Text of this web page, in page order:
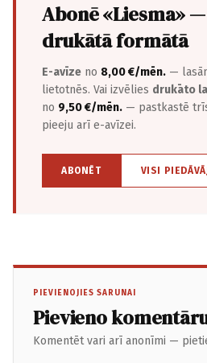
Abonē «Liesma»
drukātā formātā
E-avīze no 8,00 €/mēn. —
lietotnēs. Vai izvēlies drukāto
no 9,50 €/mēn. — pastkastē
pieeju arī e-avīzei.
ABONĒT VISI
PIEVIENOJIES SARUNAI
Pievieno
Komentēt vari arī anonīmi —